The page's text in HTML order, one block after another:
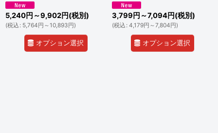
5,240円 ～9,902円(税別)
(税込 : 5,764円 ～10,893円)
オプション選択
3,799 円 ～7,094円(税別)
(税込 : 4,179円 ～7,804円)
オプション選択